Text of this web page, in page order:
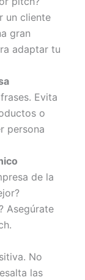
un cliente
gran
adaptar tu
Evita
o
persona
de la
Asegúrate
No
las